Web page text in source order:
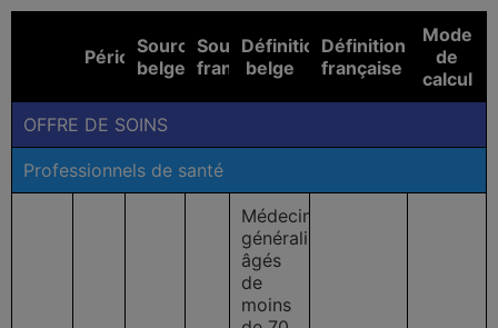
PériodeSources
belges
Sources
françaises
Définition
belge
Définition
française
Mode
de
calcul
OFFRE DE SOINS
Professionnels de santé
Médecins
généralistes
âgés
de
moins